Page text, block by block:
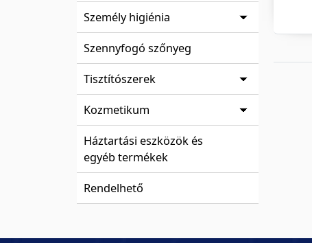
Személy higiénia
Szennyfogó szőnyeg
Tisztítószerek
Kozmetikum
Háztartási eszközök és
egyéb termékek
Rendelhető